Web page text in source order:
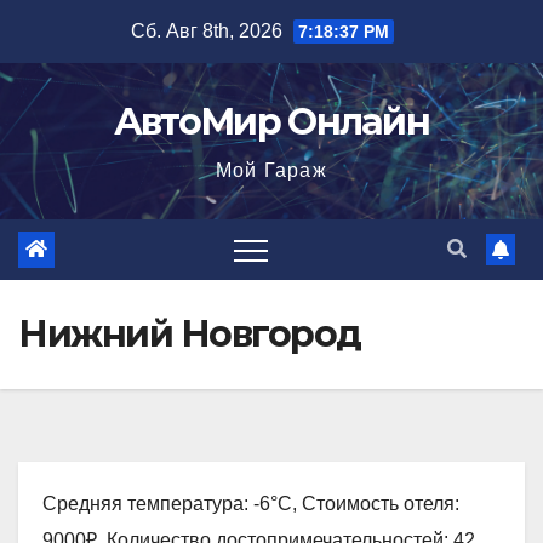
содержимому
Сб. Авг 8th, 2026 7:18:38 PM
АвтоМир Онлайн
Мой Гараж
Нижний Новгород
Средняя температура: -6°C, Стоимость отеля: